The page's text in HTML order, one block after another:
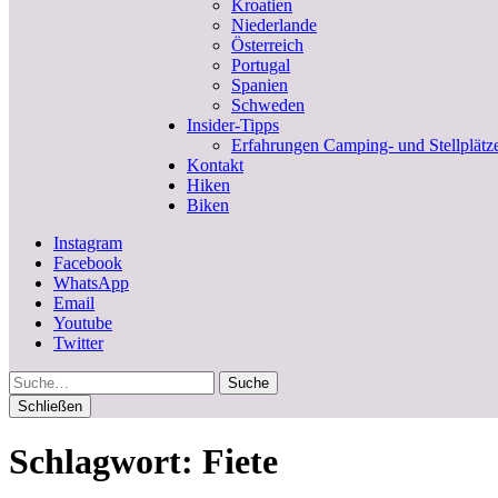
Kroatien
Niederlande
Österreich
Portugal
Spanien
Schweden
Insider-Tipps
Erfahrungen Camping- und
Kontakt
Hiken
Biken
Instagram
Facebook
WhatsApp
Email
Youtube
Twitter
Suche
Schließen
Schlagwort: Fiete